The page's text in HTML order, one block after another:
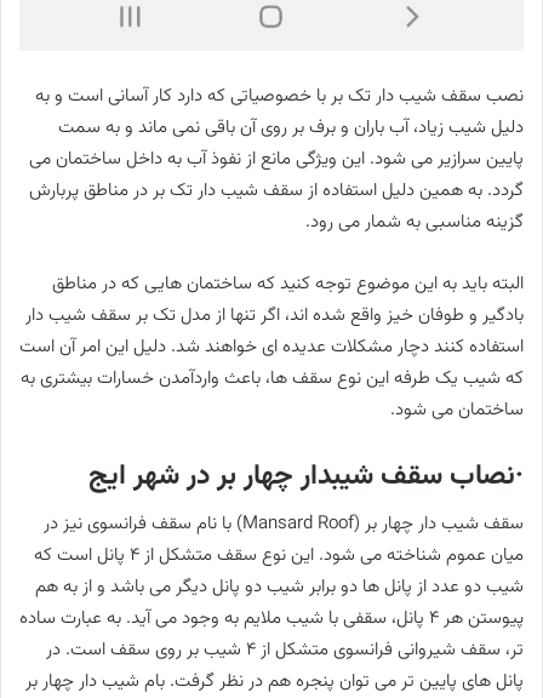
نصب سقف شیب دار تک بر با خصوصیاتی که دارد کار آسانی است و به
دلیل شیب زیاد، آب باران و برف بر روی آن باقی نمی ماند و به سمت
پایین سرازیر می شود. این ویژگی مانع از نفوذ آب به داخل ساختمان می
گردد. به همین دلیل استفاده از سقف شیب دار تک بر در مناطق پربارش
گزینه مناسبی به شمار می رود.
البته باید به این موضوع توجه کنید که ساختمان هایی که در مناطق
بادگیر و طوفان خیز واقع شده اند، اگر تنها از مدل تک بر سقف شیب دار
استفاده کنند دچار مشکلات عدیده ای خواهند شد. دلیل این امر آن است
که شیب یک طرفه این نوع سقف ها، باعث واردآمدن خسارات بیشتری به
ساختمان می شود.
·نصاب سقف شیبدار چهار بر در شهر ایج
سقف شیب دار چهار بر (Mansard Roof) با نام سقف فرانسوی نیز در
میان عموم شناخته می شود. این نوع سقف متشکل از ٤ پانل است که
شیب دو عدد از پانل ها دو برابر شیب دو پانل دیگر می باشد و از به هم
پیوستن هر 4 پانل، سقفی با شیب ملایم به وجود می آید. به عبارت ساده
تر، سقف شیروانی فرانسوی متشکل از 4 شیب بر روی سقف است. در
پانل های پایین تر می توان پنجره هم در نظر گرفت. بام شیب دار چهار بر